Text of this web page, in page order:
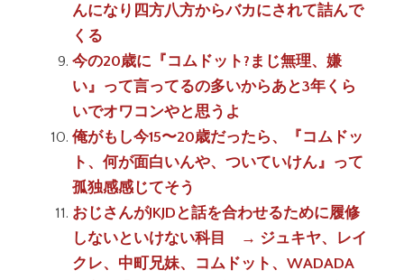
んになり四方八方からバカにされて詰んで
くる
今の20歳に『コムドット?まじ無理、嫌
い』って言ってるの多いからあと3年くら
いでオワコンやと思うよ
俺がもし今15〜20歳だったら、『コムドッ
ト、何が面白いんや、ついていけん』って
孤独感感じてそう
おじさんがJKJDと話を合わせるために履修
しないといけない科目 → ジュキヤ、レイ
クレ、中町兄妹、コムドット、WADADA